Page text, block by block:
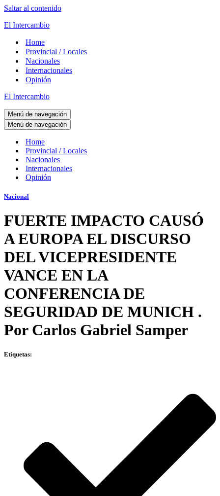
Saltar al contenido
El Intercambio
Home
Provincial / Locales
Nacionales
Internacionales
Opinión
El Intercambio
Menú de navegación
Menú de navegación
Home
Provincial / Locales
Nacionales
Internacionales
Opinión
Nacional
FUERTE IMPACTO CAUSÓ
A EUROPA EL DISCURSO
DEL VICEPRESIDENTE
VANCE EN LA
CONFERENCIA DE
SEGURIDAD DE MUNICH .
Por Carlos Gabriel Samper
Etiquetas: